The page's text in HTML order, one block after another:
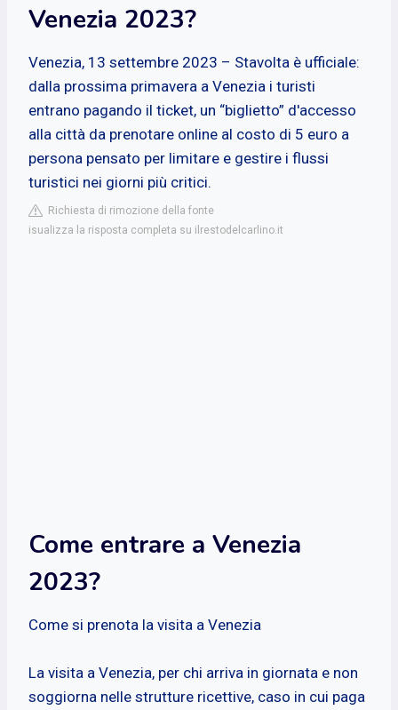
Venezia 2023?
Venezia, 13 settembre 2023 – Stavolta è ufficiale:
dalla prossima primavera a Venezia i turisti
entrano pagando il ticket, un “biglietto” d'accesso
alla città da prenotare online al costo di 5 euro a
persona pensato per limitare e gestire i flussi
turistici nei giorni più critici.
Richiesta di rimozione della fonte
isualizza la risposta completa su ilrestodelcarlino.it
Come entrare a Venezia
2023?
Come si prenota la visita a Venezia
La visita a Venezia, per chi arriva in giornata e non
soggiorna nelle strutture ricettive, caso in cui paga